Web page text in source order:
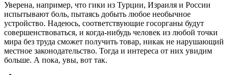
Уверена, например, что гики из Турции, Израиля и России
испытывают боль, пытаясь добыть любое необычное
устройство. Надеюсь, соответствующие госорганы будут
совершенствоваться, и когда-нибудь человек из любой точки
мира без труда сможет получить товар, никак не нарушающий
местное законодательство. Тогда и интереса от них увидим
больше. А пока, увы, вот так.